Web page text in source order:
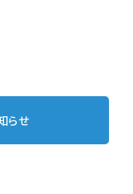
らせ